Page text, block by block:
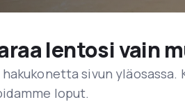
lentosi vain
hakukonetta sivun
loput.